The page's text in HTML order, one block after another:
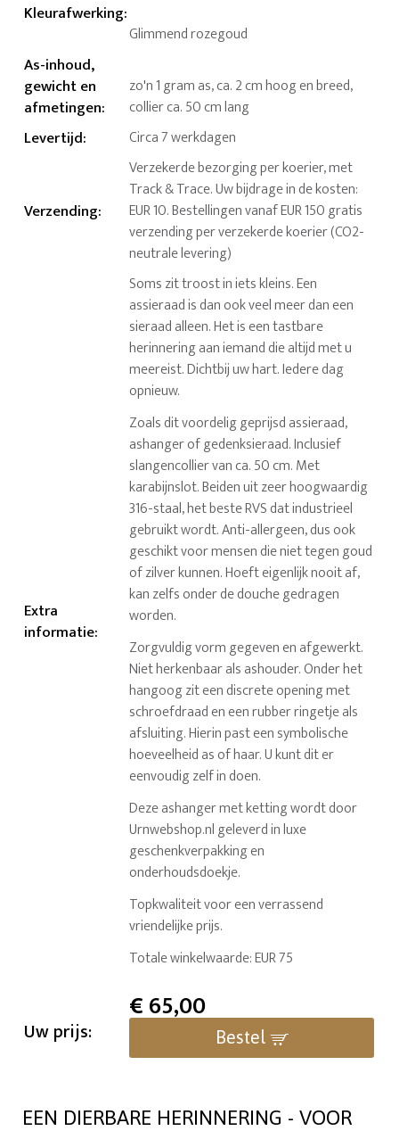
Kleurafwerking:
Glimmend rozegoud
As-inhoud,
gewicht en
afmetingen:
zo'n 1 gram as, ca. 2 cm hoog en breed,
collier ca. 50 cm lang
Levertijd: Circa 7 werkdagen
Verzending:
Verzekerde bezorging per koerier, met
Track & Trace. Uw bijdrage in de kosten:
EUR 10. Bestellingen vanaf EUR 150 gratis
verzending per verzekerde koerier (CO2-
neutrale levering)
Extra
informatie:
Soms zit troost in iets kleins. Een
assieraad is dan ook veel meer dan een
sieraad alleen. Het is een tastbare
herinnering aan iemand die altijd met u
meereist. Dichtbij uw hart. Iedere dag
opnieuw.
Zoals dit voordelig geprijsd assieraad,
ashanger of gedenksieraad. Inclusief
slangencollier van ca. 50 cm. Met
karabijnslot. Beiden uit zeer hoogwaardig
316-staal, het beste RVS dat industrieel
gebruikt wordt. Anti-allergeen, dus ook
geschikt voor mensen die niet tegen goud
of zilver kunnen. Hoeft eigenlijk nooit af,
kan zelfs onder de douche gedragen
worden.
Zorgvuldig vorm gegeven en afgewerkt.
Niet herkenbaar als ashouder. Onder het
hangoog zit een discrete opening met
schroefdraad en een rubber ringetje als
afsluiting. Hierin past een symbolische
hoeveelheid as of haar. U kunt dit er
eenvoudig zelf in doen.
Deze ashanger met ketting wordt door
Urnwebshop.nl geleverd in luxe
geschenkverpakking en
onderhoudsdoekje.
Topkwaliteit voor een verrassend
vriendelijke prijs.
Totale winkelwaarde: EUR 75
Uw prijs:
€65,00
Bestel
EEN DIERBARE HERINNERING - VOOR